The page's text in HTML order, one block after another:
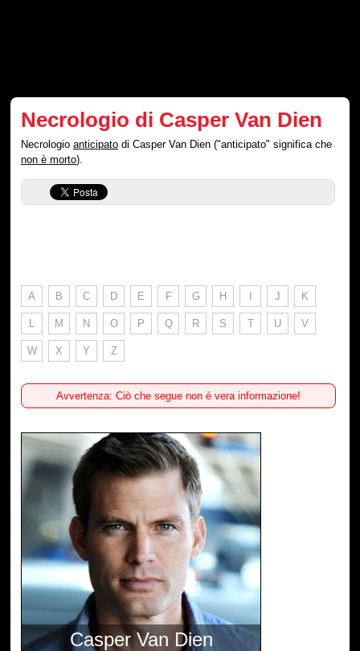
Necrologio di Casper Van Dien
Necrologioanticipato di Casper Van Dien ("anticipato" significa che
non è morto).
A B C D E F G H I J K
L M N O P Q R S T U V
W X Y Z
Avvertenza: Ciò che segue non è vera informazione!
Casper Van Dien